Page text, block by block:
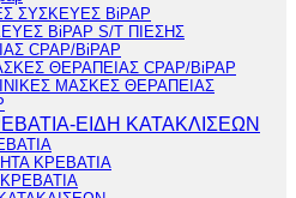
ΣΥΣΚΕΥΕΣ BiPAP
BiPAP S/T ΠΙΕΣΗΣ
CPAP/BiPAP
ΘΕΡΑΠΕΙΑΣ CPAP/BiPAP
ΜΑΣΚΕΣ ΘΕΡΑΠΕΙΑΣ
ΕΙΔΗ ΚΑΤΑΚΛΙΣΕΩΝ
ΚΡΕΒΑΤΙΑ